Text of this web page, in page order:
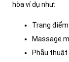
hòa ví dụ như:
Trang
Massage
Phẫu